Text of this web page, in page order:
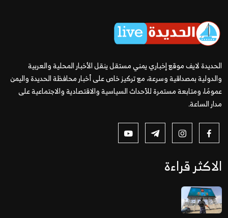
الحديدة لايف موقع إخباري يمني مستقل ينقل الأخبار المحلية والعربية
والدولية بمصداقية وسرعة، مع تركيز خاص على أخبار محافظة الحديدة واليمن
عمومًا، ومتابعة مستمرة للأحداث السياسية والاقتصادية والاجتماعية على
مدار الساعة.
الاكثر قراءة